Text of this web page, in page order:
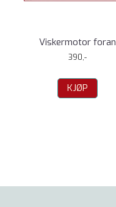
Viskermotor foran
390,-
KJØP